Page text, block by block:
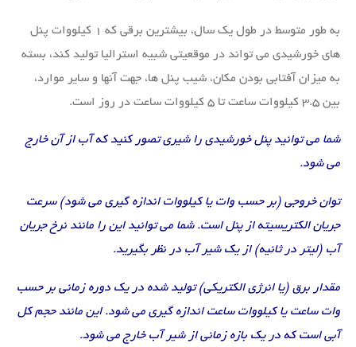
به طور متوسط ​​در طول یک سال، بیشترین برقی که ۱ کیلووات پنل
های خورشیدی می تواند در موقعیتی شبیه استرالیا تولید کند، بسته
به میزان آفتابی بودن مکان، شیب پنل ها، جهت آنها و سایر موارد،
بین ۳.۵ کیلووات ساعت تا ۵ کیلووات ساعت در روز است.
شما می توانید پنل خورشیدی را شیری تصور کنید که آب از آن خارج
می شود.
توان خروجی (بر حسب وات یا کیلووات اندازه گیری می شود) سرعت
جریان الکتریسیته از پنل است. شما می توانید این را مانند نرخ جریان
آب (لیتر در ثانیه) از یک شیر آب در نظر بگیرید.
مقدار برق (یا انرژی الکتریکی) تولید شده در یک دوره زمانی بر حسب
وات ساعت یا کیلووات ساعت اندازه گیری می شود. این مانند حجم کل
آبی است که در یک بازه زمانی از شیر آب خارج می شود.